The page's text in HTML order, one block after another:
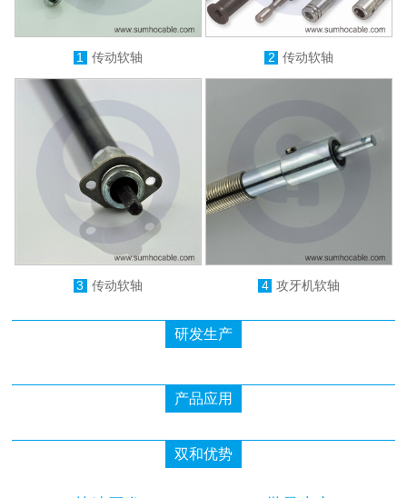
1 传动软轴 2 传动软轴
3 传动软轴 4 攻牙机软轴
研发生产
产品应用
双和优势